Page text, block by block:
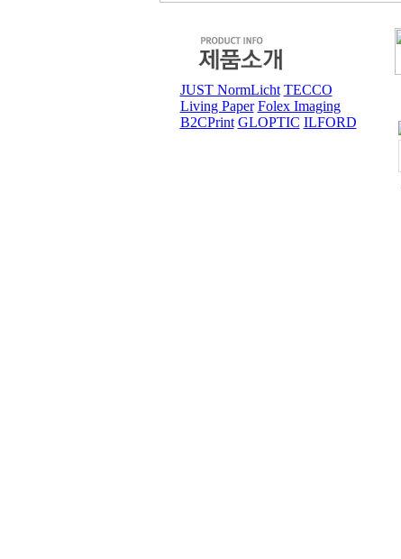
JUST NormLicht TECCO
Living Paper Folex Imaging
B2CPrint GLOPTIC ILFORD